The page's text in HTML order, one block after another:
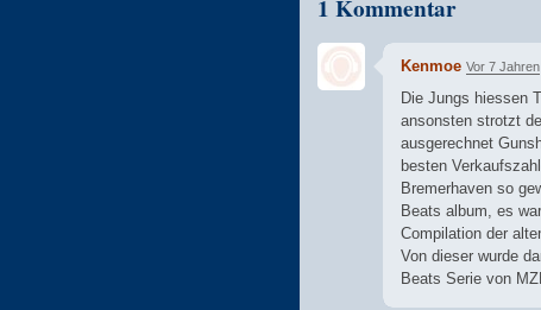
1 Kommentar
Kenmoe Vor 7 Jahren
Die Jungs hiessen
ansonsten strotzt
ausgerechnet
besten
Bremerhaven so
Beats album, es
Compilation der
Von dieser wurde
Beats Serie von